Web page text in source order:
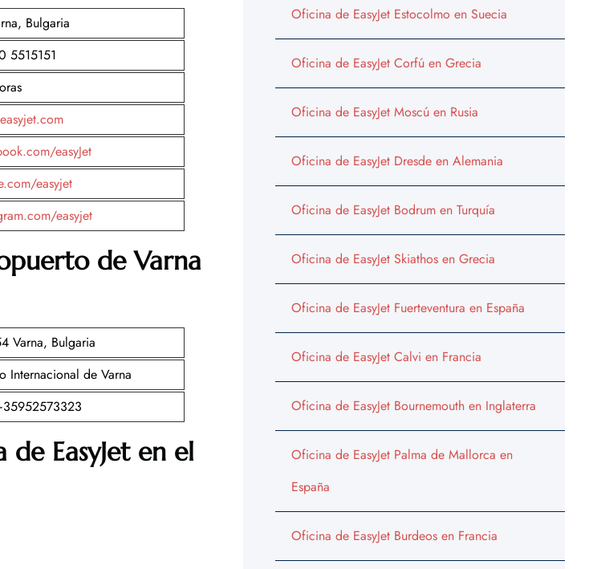
Bulgaria
5515151
easyJet
easyjet
easyjet
deVarna
Varna, Bulgaria
Internacional de Varna
EasyJet en el
Oficina de EasyJet Estocolmo en Suecia
Oficina de EasyJet Corfú en Grecia
Oficina de EasyJet Moscú en Rusia
Oficina de EasyJet Dresde en Alemania
Oficina de EasyJet Bodrum en Turquía
Oficina de EasyJet Skiathos en Grecia
Oficina de EasyJet Fuerteventura en España
Oficina de EasyJet Calvi en Francia
Oficina de EasyJet Bournemouth en Inglaterra
Oficina de EasyJet Palma de Mallorca en
España
Oficina de EasyJet Burdeos en Francia